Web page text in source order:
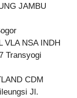
JAMBU
VLA NSA INDH
Transyogi
CDM
Jl.